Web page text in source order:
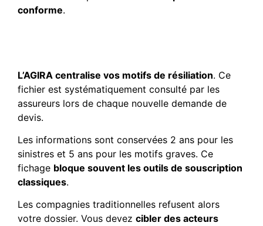
conforme.
L’AGIRA centralise vos motifs de résiliation. Ce
fichier est systématiquement consulté par les
assureurs lors de chaque nouvelle demande de
devis.
Les informations sont conservées 2 ans pour les
sinistres et 5 ans pour les motifs graves. Ce
fichage bloque souvent les outils de souscription
classiques.
Les compagnies traditionnelles refusent alors
votre dossier. Vous devez cibler des acteurs